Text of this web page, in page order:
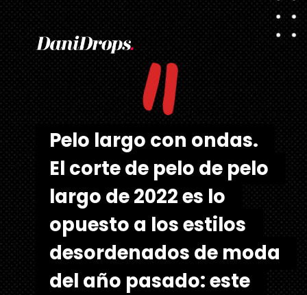
Abriendo...
"
Pelo largo con ondas.
El corte de pelo de pelo
largo de 2022 es lo
opuesto a los estilos
desordenados de moda
del año pasado: este
Pelo largo con ondas.
El corte de pelo de pelo
largo de 2022 es lo
opuesto a los estilos
desordenados de moda
del año pasado: este